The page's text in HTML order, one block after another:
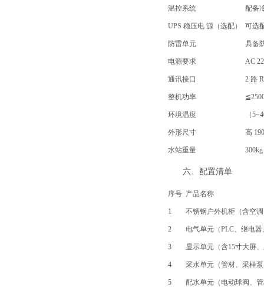
温控系统 配备
UPS 稳压电 源（选配） 可选
防雷单元 具备
电源要求 AC
通讯接口 2 路
整机功率
环境温度 （
外形尺寸 高
水站重量 300kg
六、配置清单
序号 产品名称
1 不锈钢户外机柜（含空
2 电气单元（PLC、继电
3 显示单元（含15寸大屏
4 采水单元（管材、采样
5 配水单元（电动球阀、